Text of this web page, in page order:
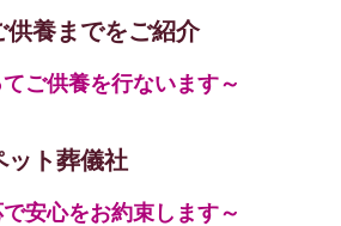
供養までをご紹介
ご供養を行ないます～
ット葬儀社
安心をお約束します～